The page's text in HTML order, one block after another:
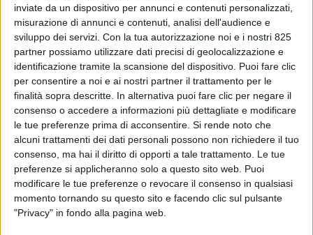
inviate da un dispositivo per annunci e contenuti personalizzati,
misurazione di annunci e contenuti, analisi dell'audience e
sviluppo dei servizi. Con la tua autorizzazione noi e i nostri 825
partner possiamo utilizzare dati precisi di geolocalizzazione e
identificazione tramite la scansione del dispositivo. Puoi fare clic
per consentire a noi e ai nostri partner il trattamento per le
finalità sopra descritte. In alternativa puoi fare clic per negare il
consenso o accedere a informazioni più dettagliate e modificare
le tue preferenze prima di acconsentire. Si rende noto che
alcuni trattamenti dei dati personali possono non richiedere il tuo
consenso, ma hai il diritto di opporti a tale trattamento. Le tue
preferenze si applicheranno solo a questo sito web. Puoi
modificare le tue preferenze o revocare il consenso in qualsiasi
momento tornando su questo sito e facendo clic sul pulsante
"Privacy" in fondo alla pagina web.
Depositate le offerte finali
per l’acquisizione di DB
Schenker
LOGISTICA 23 AGOSTO 2024